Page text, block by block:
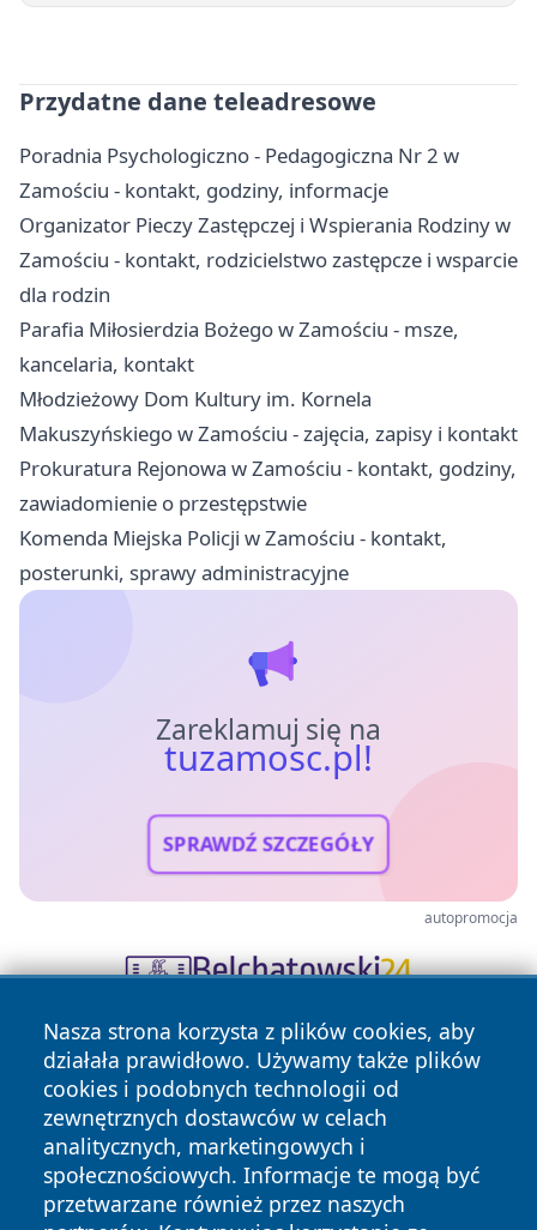
Przydatne dane teleadresowe
Poradnia Psychologiczno - Pedagogiczna Nr 2 w
Zamościu - kontakt, godziny, informacje
Organizator Pieczy Zastępczej i Wspierania Rodziny w
Zamościu - kontakt, rodzicielstwo zastępcze i wsparcie
dla rodzin
Parafia Miłosierdzia Bożego w Zamościu - msze,
kancelaria, kontakt
Młodzieżowy Dom Kultury im. Kornela
Makuszyńskiego w Zamościu - zajęcia, zapisy i kontakt
Prokuratura Rejonowa w Zamościu - kontakt, godziny,
zawiadomienie o przestępstwie
Komenda Miejska Policji w Zamościu - kontakt,
posterunki, sprawy administracyjne
Zareklamuj się na
tuzamosc.pl!
SPRAWDŹ SZCZEGÓŁY
autopromocja
Nasza strona korzysta z plików cookies, aby
działała prawidłowo. Używamy także plików
cookies i podobnych technologii od
zewnętrznych dostawców w celach
analitycznych, marketingowych i
społecznościowych. Informacje te mogą być
przetwarzane również przez naszych
Copyright © 2026 tuzamosc.pl Wszystkie prawa zastrzeżone.